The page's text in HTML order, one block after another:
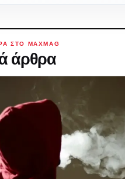
ΣΤΟ MAXMAG
άρθρα